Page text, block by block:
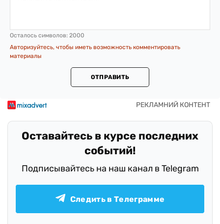
Осталось символов: 2000
Авторизуйтесь, чтобы иметь возможность комментировать
материалы
ОТПРАВИТЬ
Оставайтесь в курсе последних
событий!
Подписывайтесь на наш канал в Telegram
Следить в Телеграмме